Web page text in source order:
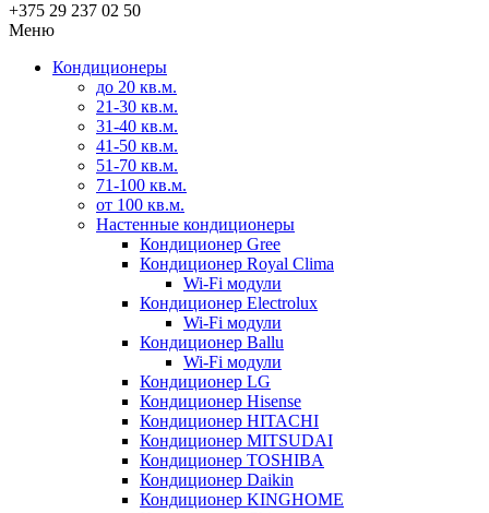
+375 29 237 02 50
Меню
Кондиционеры
до 20 кв.м.
21-30 кв.м.
31-40 кв.м.
41-50 кв.м.
51-70 кв.м.
71-100 кв.м.
от 100 кв.м.
Настенные кондиционеры
Кондиционер Gree
Кондиционер Royal Clima
Wi-Fi модули
Кондиционер Electrolux
Wi-Fi модули
Кондиционер Ballu
Wi-Fi модули
Кондиционер LG
Кондиционер Hisense
Кондиционер HITACHI
Кондиционер MITSUDAI
Кондиционер TOSHIBA
Кондиционер Daikin
Кондиционер KINGHOME